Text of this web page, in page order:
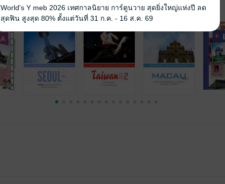
World's Y meb 2026 เทศกาลนิยาย การ์ตูนวาย สุดยิ่งใหญ่แห่งปี ลด
สุดฟิน สูงสุด 80% ตั้งแต่วันที่ 31 ก.ค. - 16 ส.ค. 69